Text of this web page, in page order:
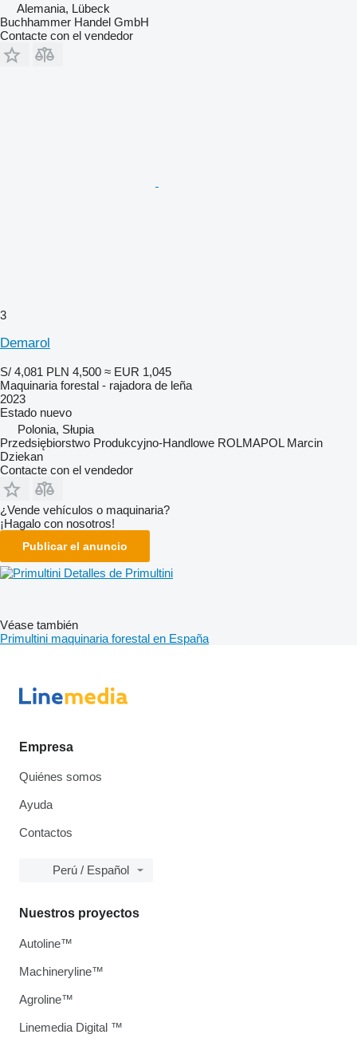
Alemania, Lübeck
Buchhammer Handel GmbH
Contacte con el vendedor
3
Demarol
S/ 4,081 PLN 4,500 ≈ EUR 1,045
Maquinaria forestal - rajadora de leña
2023
Estado nuevo
Polonia, Słupia
Przedsiębiorstwo Produkcyjno-Handlowe ROLMAPOL Marcin
Dziekan
Contacte con el vendedor
¿Vende vehículos o maquinaria?
¡Hagalo con nosotros!
Publicar el anuncio
Detalles de Primultini
Véase también
Primultini maquinaria forestal en España
Empresa
Quiénes somos
Ayuda
Contactos
Perú / Español
Nuestros proyectos
Autoline™
Machineryline™
Agroline™
Linemedia Digital ™